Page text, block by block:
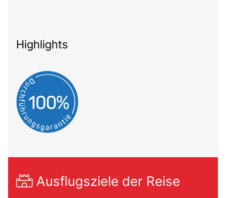
Highlights
Ausflugsziele der Reise